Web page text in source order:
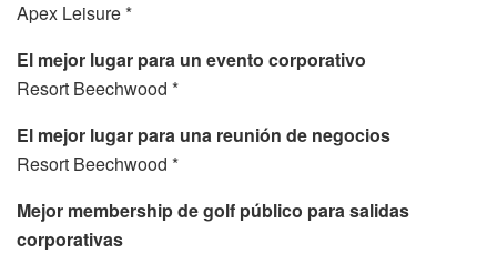
Apex Leisure *
El mejor lugar para un evento corporativo
Resort Beechwood *
El mejor lugar para una reunión de negocios
Resort Beechwood *
Mejor membership de golf público para salidas
corporativas